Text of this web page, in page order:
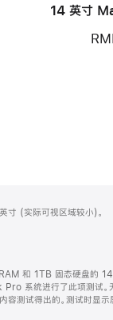
14 英寸
(实际可视区域较小)。
和 1TB 固态硬盘的
统进行了此项测试。无
试得出的。测试时显示